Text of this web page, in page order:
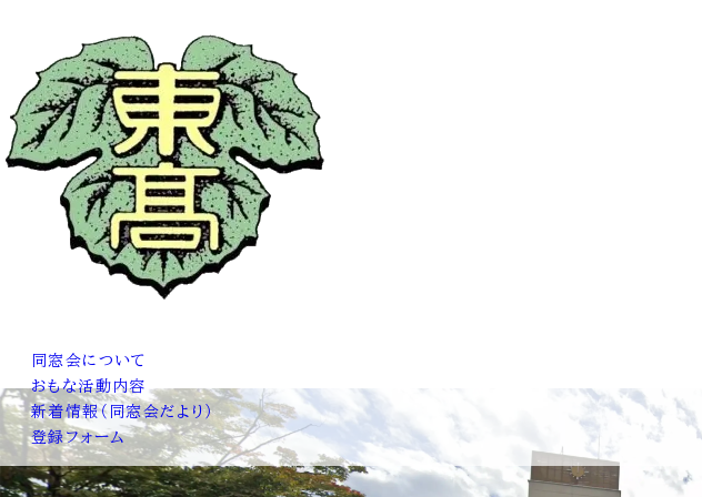
同窓会について
おもな活動内容
新着情報（同窓会だより）
登録フォーム